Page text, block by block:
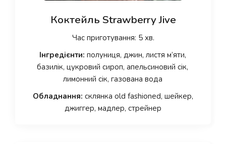
Коктейль Strawberry Jive
Час приготування: 5 хв.
Інгредієнти: полуниця, джин, листя м’яти,
базилік, цукровий сироп, апельсиновий сік,
лимонний сік, газована вода
Обладнання: склянка old fashioned, шейкер,
джиггер, мадлер, стрейнер